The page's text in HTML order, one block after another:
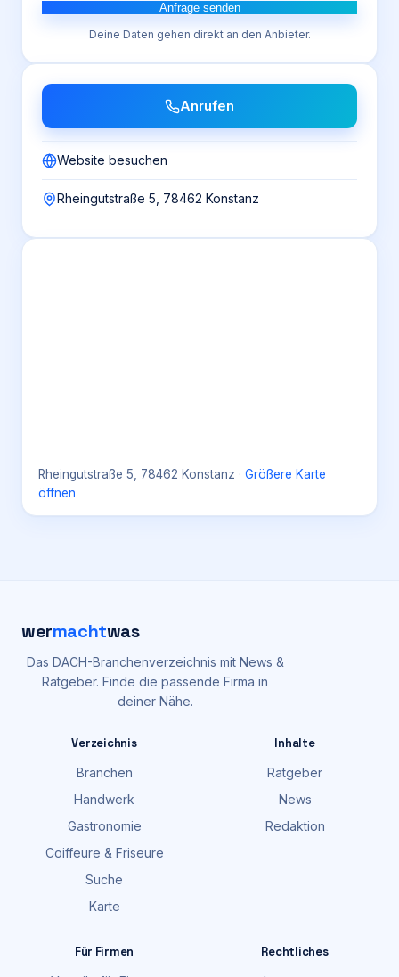
Anfrage senden
Deine Daten gehen direkt an den Anbieter.
Anrufen
Website besuchen
Rheingutstraße 5, 78462 Konstanz
Rheingutstraße 5, 78462 Konstanz · Größere Karte
öffnen
wermachtwas
Das DACH-Branchenverzeichnis mit News &
Ratgeber. Finde die passende Firma in
deiner Nähe.
Verzeichnis
Branchen
Handwerk
Gastronomie
Coiffeure & Friseure
Suche
Karte
Inhalte
Ratgeber
News
Redaktion
Für Firmen
Rechtliches